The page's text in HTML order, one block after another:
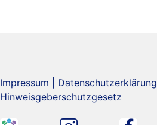
Impressum Datenschutzerklärung
Hinweisgeberschutzgesetz